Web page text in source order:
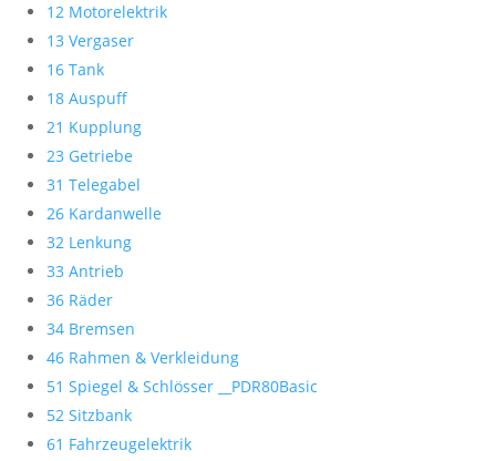
12 Motorelektrik
13 Vergaser
16 Tank
18 Auspuff
21 Kupplung
23 Getriebe
31 Telegabel
26 Kardanwelle
32 Lenkung
33 Antrieb
36 Räder
34 Bremsen
46 Rahmen & Verkleidung
51 Spiegel & Schlösser __PDR80Basic
52 Sitzbank
61 Fahrzeugelektrik